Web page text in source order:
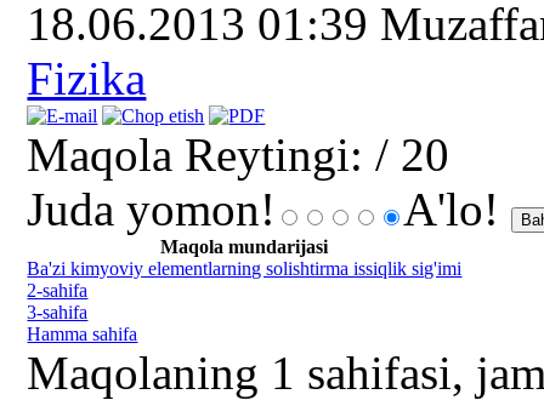
18.06.2013 01:39
Fizika
Maqola Reytingi: / 20
Juda yomon!
A'lo!
Maqola mundarijasi
Ba'zi kimyoviy elementlarning solishtirma issiqlik sig'imi
2-sahifa
3-sahifa
Hamma sahifa
Maqolaning 1 sahifasi,